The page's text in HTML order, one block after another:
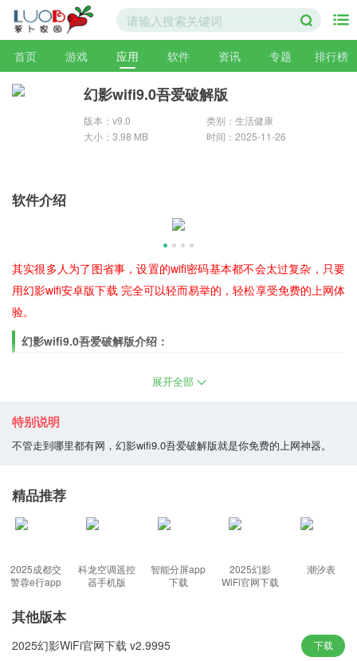
首页 游戏 应用 软件 资讯 专题 排行榜
幻影wifi9.0吾爱破解版
版本：v9.0
类别：生活健康
大小：3.98 MB
时间：2025-11-26
软件介绍
其实很多人为了图省事，设置的wifi密码基本都不会太过复杂，只要
用幻影wifi安卓版下载 完全可以轻而易举的，轻松享受免费的上网体
验。
幻影wifi9.0吾爱破解版介绍：
用软件工具，与数百万个WiFi热点进行合作，无线网络密码的一键
式功能可在此处获得，不论用户去到何处都可以轻松的连接上wifi。
1、内置逾万条的热点数据，创新的Wi-Fi一键省电功能
3、解决手机充电线，无需注册，wifi登陆密码随时随地分享
保护家庭健康
展开全部
特别说明
不管走到哪里都有网，幻影wifi9.0吾爱破解版就是你免费的上网神器。
精品推荐
2025成都交
警蓉e行app
科龙空调遥控
器手机版
智能分屏app
下载
2025幻影
WiFi官网下载
潮汐表
其他版本
2025幻影WiFi官网下载 v2.9995 下载